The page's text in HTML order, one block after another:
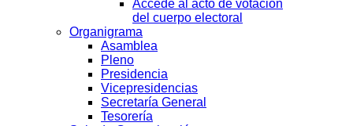
Accede al acto de votación
del cuerpo electoral
Organigrama
Asamblea
Pleno
Presidencia
Vicepresidencias
Secretaría General
Tesorería